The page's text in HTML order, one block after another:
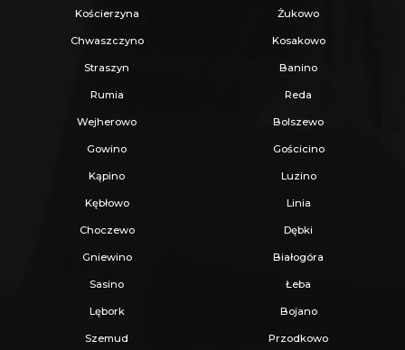
Kościerzyna Żukowo
Chwaszczyno Kosakowo
Straszyn Banino
Rumia Reda
Wejherowo Bolszewo
Gowino Gościcino
Kąpino Luzino
Kębłowo Linia
Choczewo Dębki
Gniewino Białogóra
Sasino Łeba
Lębork Bojano
Szemud Przodkowo